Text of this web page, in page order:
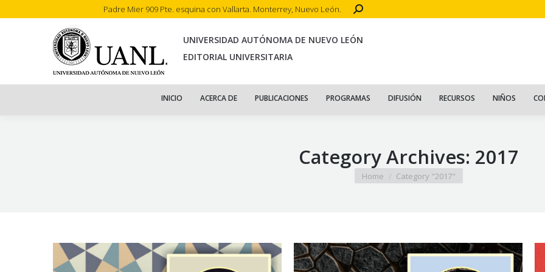
Padre Mier 909 Pte. esquina con Vallarta. Monterrey, Nuevo León. Search:
UNIVERSIDAD AUTÓNOMA DE NUEVO LEÓN
EDITORIAL UNIVERSITARIA
INICIO ACERCA DE PUBLICACIONES PROGRAMAS DIFUSIÓN RECURSOS NIÑOS
Category Archives: 2017
You are here:
Home Category "2017"
INICIO ACERCA DE PUBLICACIONES PROGRAMAS DIFUSIÓN